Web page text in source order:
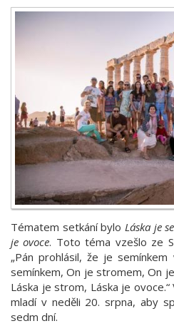
Tématem setkání bylo Láska je
je ovoce. Toto téma vzešlo ze
„Pán prohlásil, že je
semínkem, On je stromem, On
Láska je strom, Láska je
mladí v neděli 20. srpna, aby
sedm dní.